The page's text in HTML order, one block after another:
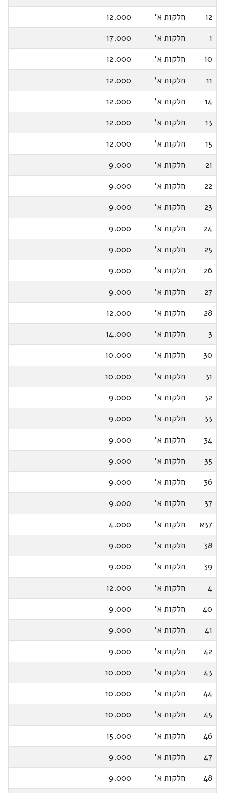
12
חלקות א'
12.000
1
חלקות א'
17.000
10
חלקות א'
12.000
11
חלקות א'
12.000
14
חלקות א'
12.000
13
חלקות א'
12.000
15
חלקות א'
12.000
21
חלקות א'
9.000
22
חלקות א'
9.000
23
חלקות א'
9.000
24
חלקות א'
9.000
25
חלקות א'
9.000
26
חלקות א'
9.000
27
חלקות א'
9.000
28
חלקות א'
12.000
3
חלקות א'
14.000
30
חלקות א'
10.000
31
חלקות א'
10.000
32
חלקות א'
9.000
33
חלקות א'
9.000
34
חלקות א'
9.000
35
חלקות א'
9.000
36
חלקות א'
9.000
37
חלקות א'
9.000
37א
חלקות א'
4.000
38
חלקות א'
9.000
39
חלקות א'
9.000
4
חלקות א'
12.000
40
חלקות א'
9.000
41
חלקות א'
9.000
42
חלקות א'
9.000
43
חלקות א'
10.000
44
חלקות א'
10.000
45
חלקות א'
10.000
46
חלקות א'
15.000
47
חלקות א'
9.000
48
חלקות א'
9.000